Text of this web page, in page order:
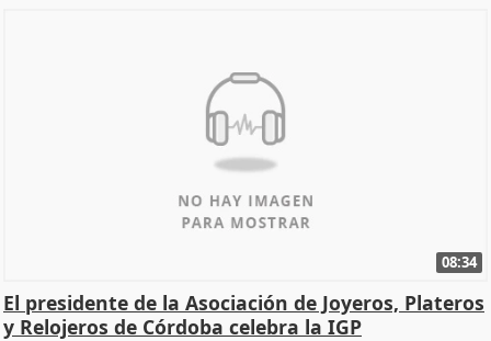
08:34
El presidente de la Asociación de Joyeros, Plateros
y Relojeros de Córdoba celebra la IGP